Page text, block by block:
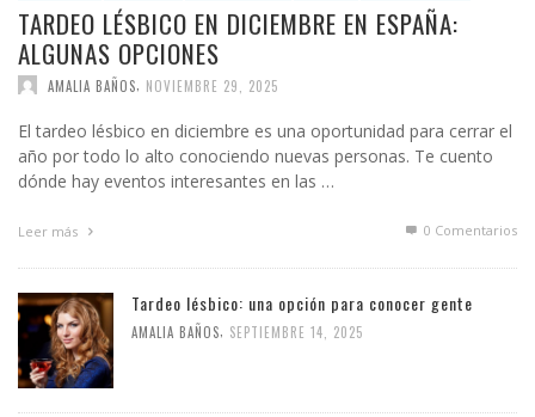
TARDEO LÉSBICO EN DICIEMBRE EN ESPAÑA:
ALGUNAS OPCIONES
AMALIA BAÑOS NOVIEMBRE 29, 2025
El tardeo lésbico en diciembre es una oportunidad para cerrar el
año por todo lo alto conociendo nuevas personas. Te cuento
dónde hay eventos interesantes en las …
Leer más 0 Comentarios
Tardeo lésbico: una opción para conocer gente
AMALIA BAÑOS, SEPTIEMBRE 14, 2025